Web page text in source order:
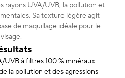
rayons UVA/UVB, la pollution et
Sa texture légère agit
de maquillage idéale pour le
visage.
UVB à filtres 100 % minéraux
la pollution et des agressions